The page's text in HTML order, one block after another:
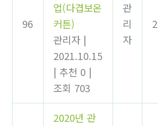
96
업(다겹보온
커튼)
관리자 |
2021.10.15
| 추천 0 |
조회 703
관
리
자
2020년 관